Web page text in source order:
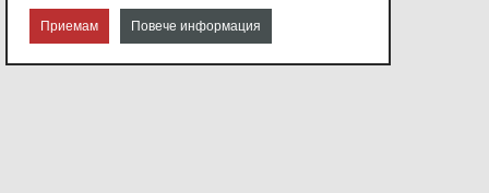
Приемам Повече информация